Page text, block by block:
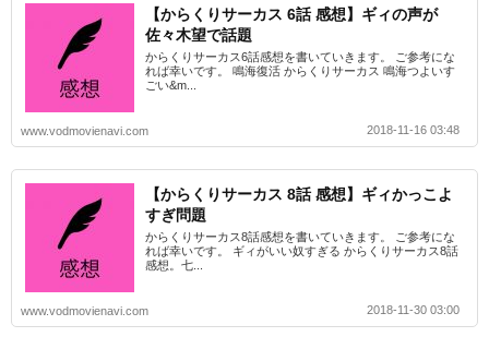
【からくりサーカス 6話 感想】ギィの声が
佐々木望で話題
からくりサーカス6話感想を書いていきます。 ご参考にな
れば幸いです。 鳴海復活 からくりサーカス 鳴海つよいす
ごい&m...
www.vodmovienavi.com 2018-11-16 03:48
【からくりサーカス 8話 感想】ギィかっこよ
すぎ問題
からくりサーカス8話感想を書いていきます。 ご参考にな
れば幸いです。 ギィがいい奴すぎる からくりサーカス8話
感想。七...
www.vodmovienavi.com 2018-11-30 03:00